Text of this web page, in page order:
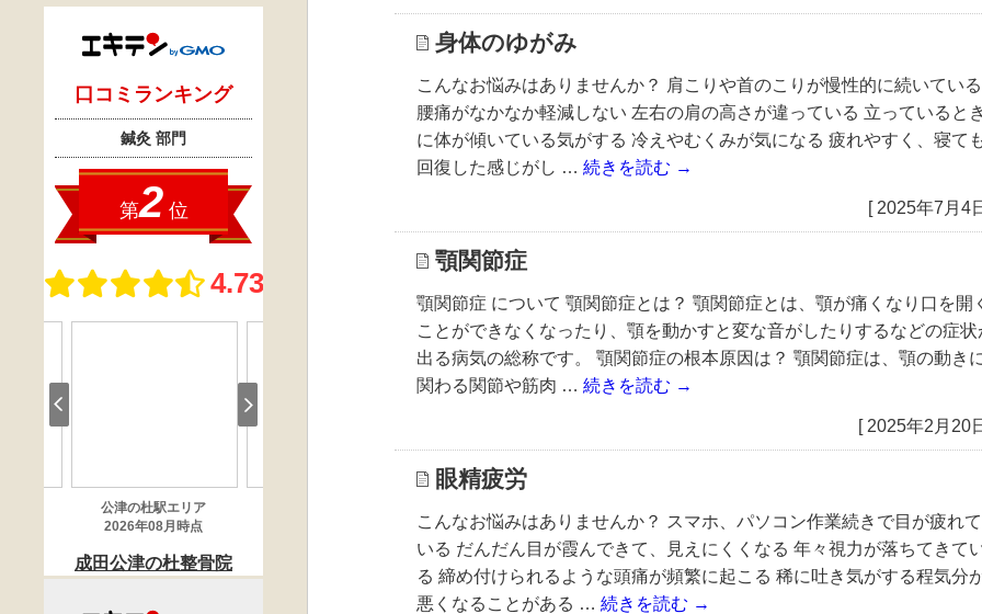
身体のゆがみ
こんなお悩みはありませんか？ 肩こりや首のこりが慢性的に続いている
腰痛がなかなか軽減しない 左右の肩の高さが違っている 立っているとき
に体が傾いている気がする 冷えやむくみが気になる 疲れやすく、寝て
回復した感じがし … 続きを読む →
[ 2025年7月4
顎関節症
顎関節症 について 顎関節症とは？ 顎関節症とは、顎が痛くなり口を開
ことができなくなったり、顎を動かすと変な音がしたりするなどの症状
出る病気の総称です。 顎関節症の根本原因は？ 顎関節症は、顎の動き
関わる関節や筋肉 … 続きを読む →
[ 2025年2月20
眼精疲労
こんなお悩みはありませんか？ スマホ、パソコン作業続きで目が疲れて
いる だんだん目が霞んできて、見えにくくなる 年々視力が落ちてきて
る 締め付けられるような頭痛が頻繁に起こる 稀に吐き気がする程気分
悪くなることがある … 続きを読む →